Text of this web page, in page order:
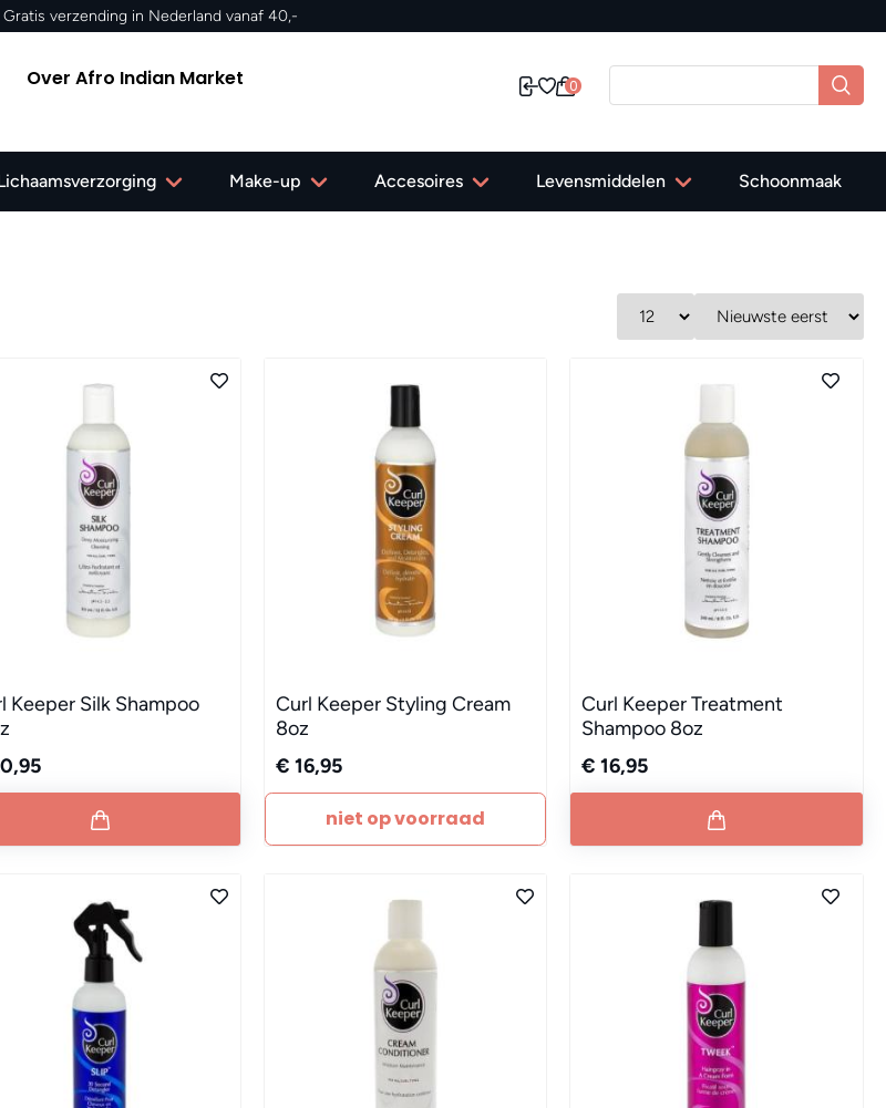
Over Afro Indian Market
0
Make-up Accesoires Levensmiddelen Schoonmaak
Keeper Silk Shampoo
Curl Keeper Styling Cream
8oz
€ 16,95
niet op voorraad
Curl Keeper Treatment
Shampoo 8oz
€ 16,95